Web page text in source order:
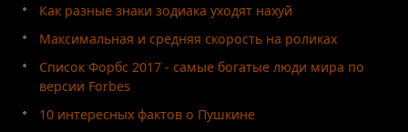
Как разные знаки зодиака уходят нахуй
Максимальная и средняя скорость на роликах
Список Форбс 2017 - самые богатые люди мира по
версии Forbes
10 интересных фактов о Пушкине